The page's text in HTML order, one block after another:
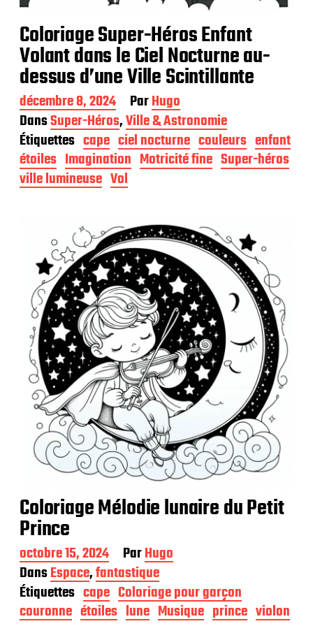
Coloriage Super-Héros Enfant
Volant dans le Ciel Nocturne au-
dessus d’une Ville Scintillante
D
a
t
e
d
e
p
décembre 8, 2024 ParHugo
DansSuper-Héros,Ville & Astronomie
Étiquettes cape ciel nocturne couleurs enfant
étoiles Imagination Motricité fine Super-héros
ville lumineuse Vol
Coloriage Mélodie lunaire du Petit
Prince
D
a
t
e
d
octobre 15, 2024 ParHugo
DansEspace,fantastique
Étiquettes cape Coloriage pour garçon
couronne étoiles lune Musique prince violon